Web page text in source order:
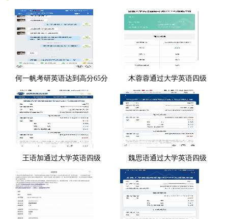
何一帆考研英语达到高分65分 木蓉蓉通过大学英语四级
王语加通过大学英语四级 魏思语通过大学英语四级